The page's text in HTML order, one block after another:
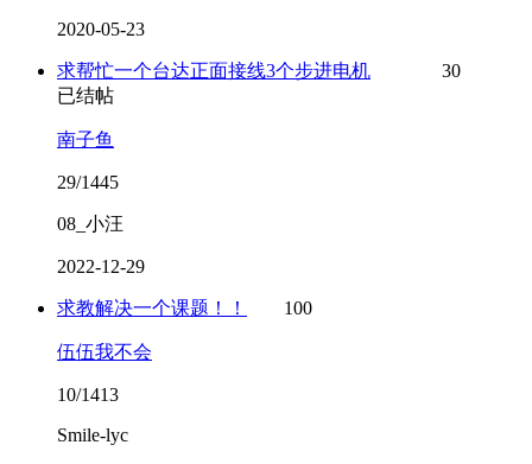
2020-05-23
求帮忙一个台达正面接线3个步进电机
30
已结帖
南子鱼
29/1445
08_小汪
2022-12-29
求教解决一个课题！！ 100
伍伍我不会
10/1413
Smile-lyc